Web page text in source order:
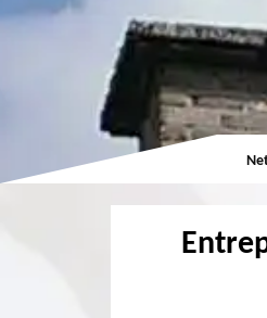
Nettoyage et ravalement de